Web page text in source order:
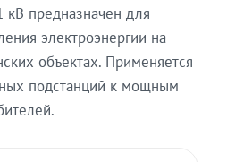
предназначен для
электроэнергии на
объектах. Применяется
подстанций к мощным